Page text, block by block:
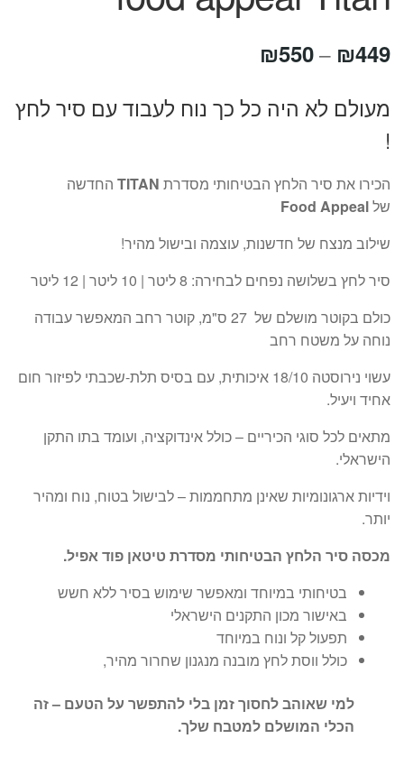
₪449
–
₪550
מעולם לא היה כל כך נוח לעבוד עם סיר לחץ
!
הכירו את סיר הלחץ הבטיחותי מסדרת TITAN החדשה
שלFood Appeal
שילוב מנצח של חדשנות, עוצמה ובישול מהיר!
סיר לחץ בשלושה נפחים לבחירה: 8 ליטר | 10 ליטר | 12 ליטר
כולם בקוטר מושלם של 27 ס"מ, קוטר רחב המאפשר עבודה
נוחה על משטח רחב
עשוי נירוסטה 18/10 איכותית, עם בסיס תלת-שכבתי לפיזור חום
אחיד ויעיל.
מתאים לכל סוגי הכיריים – כולל אינדוקציה, ועומד בתו התקן
הישראלי.
וידיות ארגונומיות שאינן מתחממות – לבישול בטוח, נוח ומהיר
יותר.
מכסה סיר הלחץ הבטיחותי מסדרת טיטאן פוד אפיל.
בטיחותי במיוחד ומאפשר שימוש בסיר ללא חשש
באישור מכון התקנים הישראלי
תפעול קל ונוח במיוחד
כולל ווסת לחץ מובנה מנגנון שחרור מהיר,
למי שאוהב לחסוך זמן בלי להתפשר על הטעם – זה
הכלי המושלם למטבח שלך.